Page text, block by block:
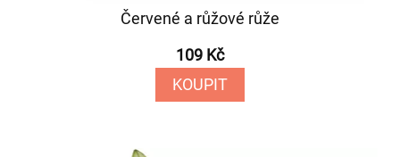
Červené a růžové růže
109 Kč
KOUPIT